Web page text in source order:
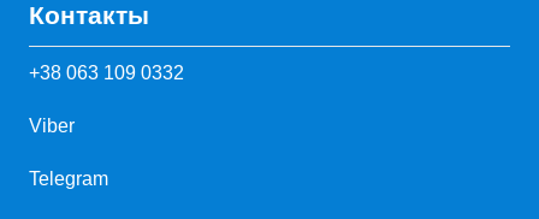
Контакты
+38 063 109 0332
Viber
Telegram